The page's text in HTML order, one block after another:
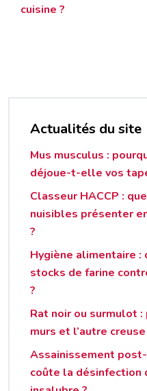
cuisine ?
Actualités du site
Mus musculus :
déjoue-t-elle vos
Classeur HACCP :
nuisibles présenter
?
Hygiène alimentaire
stocks de farine
?
Rat noir ou surmulot :
murs et l’autre
Assainissement
coûte la désinfection